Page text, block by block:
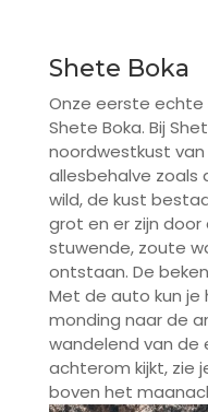
Shete Boka
Onze eerste echte
Shete Boka. Bij
noordwestkust
allesbehalve zoals
wild, de kust
grot en er zijn
stuwende, zoute
ontstaan. De
Met de auto kun je
monding naar de
wandelend van de
achterom kijkt, zie
boven het